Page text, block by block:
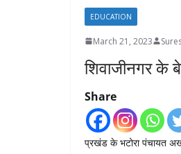
EDUCATION
March 21, 2023
शिवाजीनगर के
Share
प्रखंड के भटोरा पंचायत